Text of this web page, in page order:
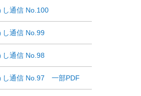
し通信 No.100
し通信 No.99
し通信 No.98
し通信 No.97 一部PDF